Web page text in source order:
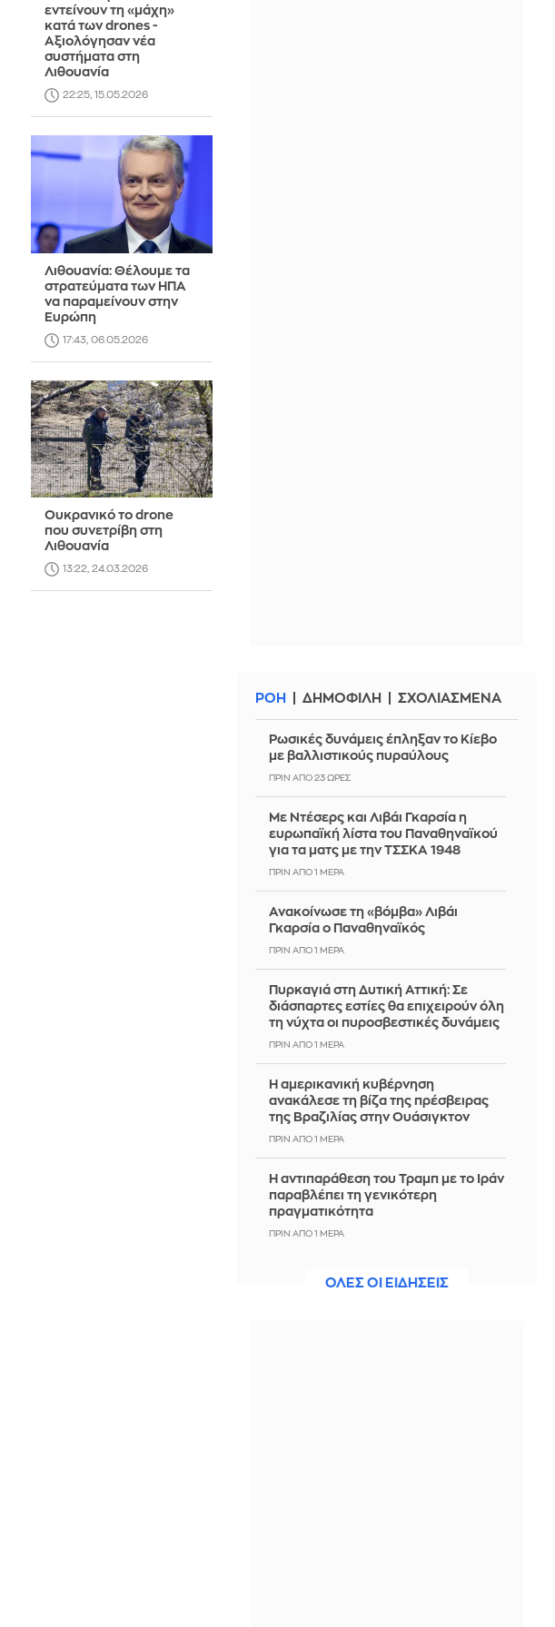
εντείνουν τη «μάχη»
κατά των drones -
Αξιολόγησαν νέα
συστήματα στη
Λιθουανία
22:25, 15.05.2026
Λιθουανία: Θέλουμε τα
στρατεύματα των ΗΠΑ
να παραμείνουν στην
Ευρώπη
17:43, 06.05.2026
Ουκρανικό το drone
που συνετρίβη στη
Λιθουανία
13:22, 24.03.2026
ΡΟΗ ΔΗΜΟΦΙΛΗ ΣΧΟΛΙΑΣΜΕΝΑ
Ρωσικές δυνάμεις έπληξαν το Κίεβο
με βαλλιστικούς πυραύλους
ΠΡΙΝ ΑΠΌ 23 ΏΡΕΣ
Με Ντέσερς και Λιβάι Γκαρσία η
ευρωπαϊκή λίστα του Παναθηναϊκού
για τα ματς με την ΤΣΣΚΑ 1948
ΠΡΙΝ ΑΠΌ 1 ΜΈΡΑ
Ανακοίνωσε τη «βόμβα» Λιβάι
Γκαρσία ο Παναθηναϊκός
ΠΡΙΝ ΑΠΌ 1 ΜΈΡΑ
Πυρκαγιά στη Δυτική Αττική: Σε
διάσπαρτες εστίες θα επιχειρούν όλη
τη νύχτα οι πυροσβεστικές δυνάμεις
ΠΡΙΝ ΑΠΌ 1 ΜΈΡΑ
Η αμερικανική κυβέρνηση
ανακάλεσε τη βίζα της πρέσβειρας
της Βραζιλίας στην Ουάσιγκτον
ΠΡΙΝ ΑΠΌ 1 ΜΈΡΑ
Η αντιπαράθεση του Τραμπ με το Ιράν
παραβλέπει τη γενικότερη
πραγματικότητα
ΠΡΙΝ ΑΠΌ 1 ΜΈΡΑ
καλωδίου ηλεκτροδότησης προήλθε
ΟΛΕΣ ΟΙ ΕΙΔΗΣΕΙΣ